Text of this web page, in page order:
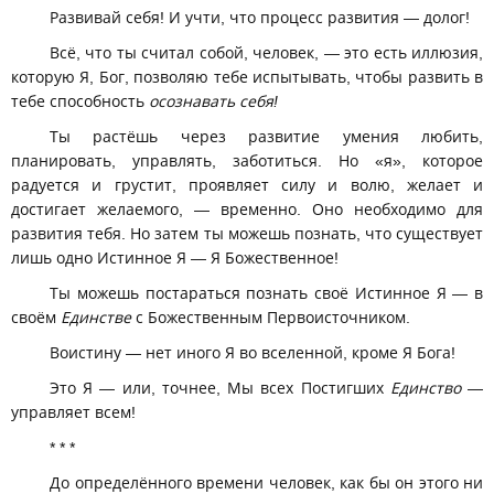
Развивай себя! И учти, что процесс развития — долог!
Всё, что ты считал собой, человек, — это есть иллюзия,
которую Я, Бог, позволяю тебе испытывать, чтобы развить в
тебе способность осознавать себя!
Ты растёшь через развитие умения любить,
планировать, управлять, заботиться. Но «я», которое
радуется и грустит, проявляет силу и волю, желает и
достигает желаемого, — временно. Оно необходимо для
развития тебя. Но затем ты можешь познать, что существует
лишь одно Истинное Я — Я Божественное!
Ты можешь постараться познать своё Истинное Я — в
своём Единствес Божественным Первоисточником.
Воистину — нет иного Я во вселенной, кроме Я Бога!
Это Я — или, точнее, Мы всех Постигших Единство—
управляет всем!
* * *
До определённого времени человек, как бы он этого ни